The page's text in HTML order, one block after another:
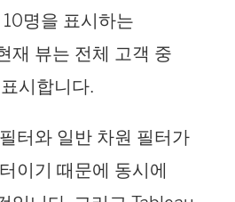
명을 표시하는
재 뷰는 전체 고객 중
시합니다.
터와 일반 차원 필터가
이기 때문에 동시에